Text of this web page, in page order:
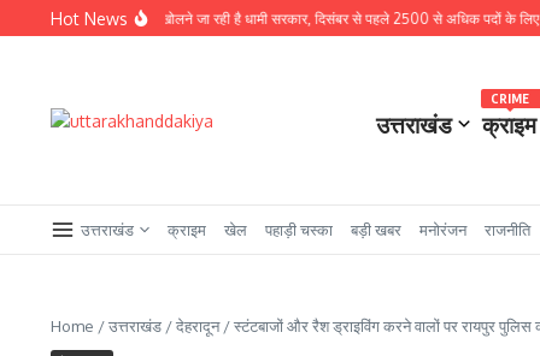
Skip to content
Hot News
में भर्ती का पिटारा खोलने जा रही है धामी सरकार, दिसंबर से पहले 2500 से अधिक पदों के लिए भरे
उत्तराखंड क्राइम
CRIME
उत्तराखंड क्राइम खेल पहाड़ी चस्का बड़ी खबर मनोरंजन राजनीति
Home /उत्तराखंड /देहरादून/स्टंटबाजों और रैश ड्राइविंग करने वालों पर रायपुर